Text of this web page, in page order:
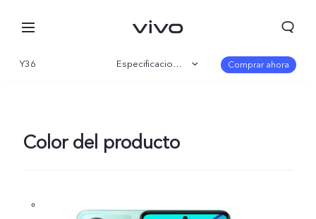
Y36 Especificaciones Comprar ahora
Color del producto